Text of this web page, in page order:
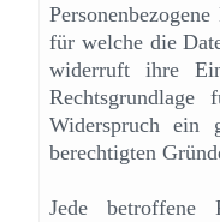
für welche die
widerruft ihre
Widerspruch ein
berechtigten
Jede betroffene